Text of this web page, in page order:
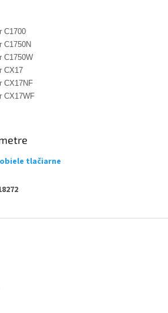
C1700
C1750N
C1750W
CX17
CX17NF
CX17WF
tlačiarne